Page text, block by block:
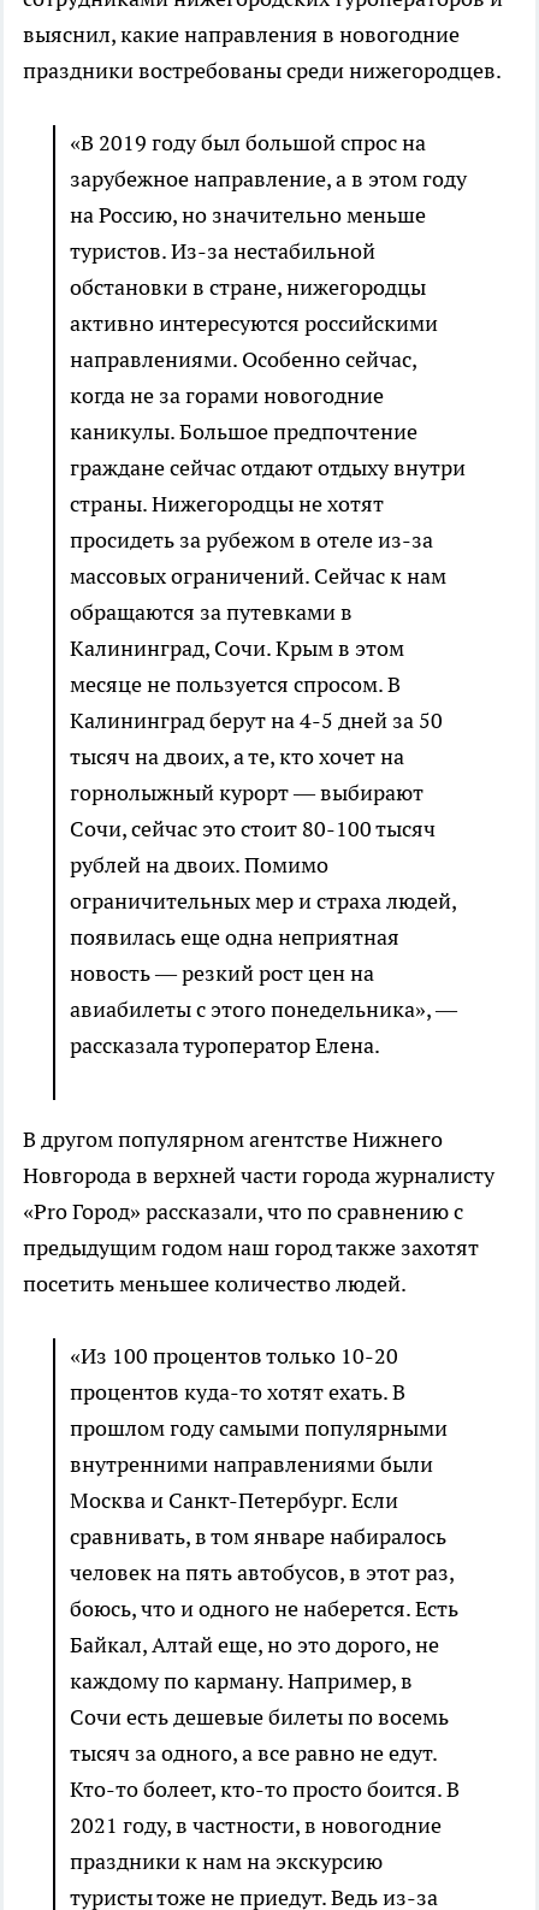
выяснил, какие направления в новогодние
праздники востребованы среди нижегородцев.
«В 2019 году был большой спрос на
зарубежное направление, а в этом году
на Россию, но значительно меньше
туристов. Из-за нестабильной
обстановки в стране, нижегородцы
активно интересуются российскими
направлениями. Особенно сейчас,
когда не за горами новогодние
каникулы. Большое предпочтение
граждане сейчас отдают отдыху внутри
страны. Нижегородцы не хотят
просидеть за рубежом в отеле из-за
массовых ограничений. Сейчас к нам
обращаются за путевками в
Калининград, Сочи. Крым в этом
месяце не пользуется спросом. В
Калининград берут на 4-5 дней за 50
тысяч на двоих, а те, кто хочет на
горнолыжный курорт — выбирают
Сочи, сейчас это стоит 80-100 тысяч
рублей на двоих. Помимо
ограничительных мер и страха людей,
появилась еще одна неприятная
новость — резкий рост цен на
авиабилеты с этого понедельника», —
рассказала туроператор Елена.
В другом популярном агентстве Нижнего
Новгорода в верхней части города журналисту
«Pro Город» рассказали, что по сравнению с
предыдущим годом наш город также захотят
посетить меньшее количество людей.
«Из 100 процентов только 10-20
процентов куда-то хотят ехать. В
прошлом году самыми популярными
внутренними направлениями были
Москва и Санкт-Петербург. Если
сравнивать, в том январе набиралось
человек на пять автобусов, в этот раз,
боюсь, что и одного не наберется. Есть
Байкал, Алтай еще, но это дорого, не
каждому по карману. Например, в
Сочи есть дешевые билеты по восемь
тысяч за одного, а все равно не едут.
Кто-то болеет, кто-то просто боится. В
2021 году, в частности, в новогодние
праздники к нам на экскурсию
туристы тоже не приедут. Ведь из-за